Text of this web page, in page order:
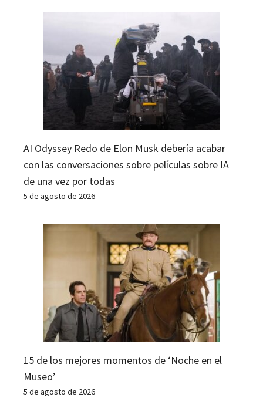
AI Odyssey Redo de Elon Musk debería acabar
con las conversaciones sobre películas sobre IA
de una vez por todas
5 de agosto de 2026
15 de los mejores momentos de ‘Noche en el
Museo’
5 de agosto de 2026